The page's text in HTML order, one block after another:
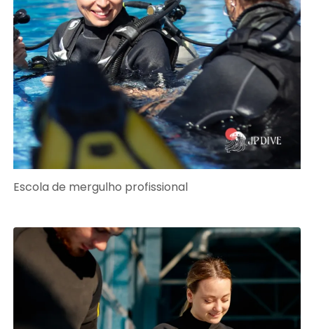
Escola de mergulho profissional